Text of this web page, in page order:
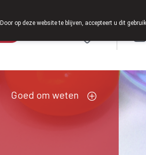
Goed om weten
op deze website te blijven, accepteert u dit